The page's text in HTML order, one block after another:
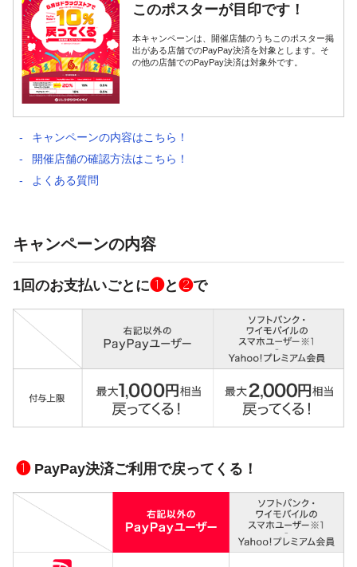
このポスターが目印です！
本キャンペーンは、開催店舗のうちこのポスター掲
出がある店舗でのPayPay決済を対象とします。そ
の他の店舗でのPayPay決済は対象外です。
キャンペーンの内容はこちら！
開催店舗の確認方法はこちら！
よくある質問
キャンペーンの内容
1回のお支払いごとに❶と❷で
❶PayPay決済ご利用で戻ってくる！